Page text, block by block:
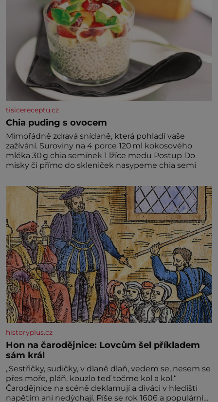
tisicereceptu.cz
Chia puding s ovocem
Mimořádně zdravá snídaně, která pohladí vaše
zažívání. Suroviny na 4 porce 120 ml kokosového
mléka 30 g chia semínek 1 lžíce medu Postup Do
misky či přímo do skleniček nasypeme chia semí
historyplus.cz
Hon na čarodějnice: Lovcům šel příkladem
sám král
„Sestřičky, sudičky, v dlaně dlaň, vedem se, nesem se
přes moře, pláň, kouzlo teď točme kol a kol.“
Čarodějnice na scéně deklamují a diváci v hledišti
napětím ani nedýchají. Píše se rok 1606 a populární